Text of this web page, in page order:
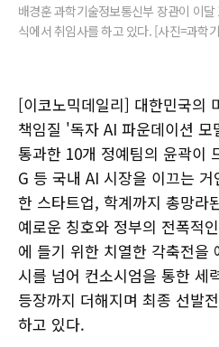
배경훈 과학기술정보통신부 장관이 이
식에서 취임사를 하고 있다. [사진=과학
[이코노믹데일리] 대한민국의
책임질 '독자 AI 파운데이션
통과한 10개 정예팀의 윤곽이
G 등 국내 AI 시장을 이끄는
한 스타트업, 학계까지 총망라
예로운 칭호와 정부의 전폭적
에 들기 위한 치열한 각축전을
시를 넘어 컨소시엄을 통한 세
등장까지 더해지며 최종 선발
하고 있다.